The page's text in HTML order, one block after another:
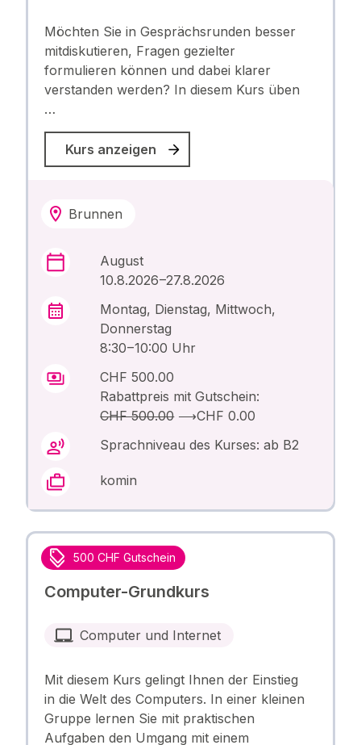
Möchten Sie in Gesprächsrunden besser
mitdiskutieren, Fragen gezielter
formulieren können und dabei klarer
verstanden werden? In diesem Kurs üben
…
Kurs anzeigen
Brunnen
August
10.8.2026 –27.8.2026
Montag, Dienstag, Mittwoch,
Donnerstag
8:30 – 10:00 Uhr
CHF 500.00
Rabattpreis mit Gutschein:
CHF 500.00⟶CHF 0.00
Sprachniveau des Kurses: ab B2
komin
500 CHF Gutschein
Computer-Grundkurs
Computer und Internet
Mit diesem Kurs gelingt Ihnen der Einstieg
in die Welt des Computers. In einer kleinen
Gruppe lernen Sie mit praktischen
Aufgaben den Umgang mit einem